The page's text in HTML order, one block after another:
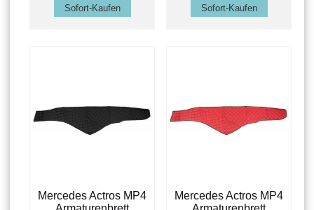
Mercedes Actros MP4
Mercedes Actros MP4